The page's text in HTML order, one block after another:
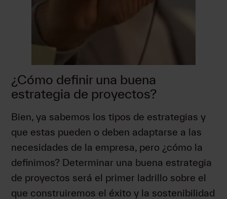
¿Cómo definir una buena
estrategia de proyectos?
Bien, ya sabemos los tipos de estrategias y
que estas pueden o deben adaptarse a las
necesidades de la empresa, pero ¿cómo la
definimos? Determinar una buena estrategia
de proyectos será el primer ladrillo sobre el
que construiremos el éxito y la sostenibilidad